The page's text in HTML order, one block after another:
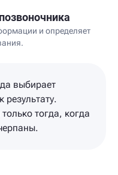
и определяет
выбирает
результату.
тогда, когда